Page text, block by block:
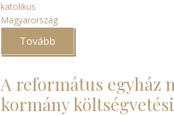
katolikus
Magyarország
Tovább
az
Katolikus
Gyűjteményi
Központban)
A református egyház
kormány